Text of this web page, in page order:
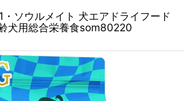
ソウルメイト 犬エアドライフード
犬用総合栄養食som80220